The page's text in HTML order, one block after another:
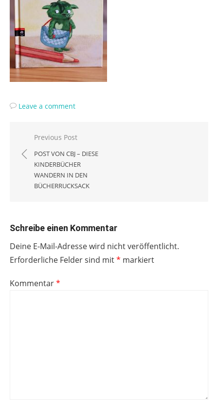
Leave a comment
Beitragsnavigation
Previous Post
POST VON CBJ – DIESE
KINDERBÜCHER
WANDERN IN DEN
BÜCHERRUCKSACK
Schreibe einen Kommentar
Deine E-Mail-Adresse wird nicht veröffentlicht.
Erforderliche Felder sind mit* markiert
Kommentar*